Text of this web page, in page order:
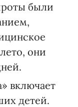
были
они
включает
детей.